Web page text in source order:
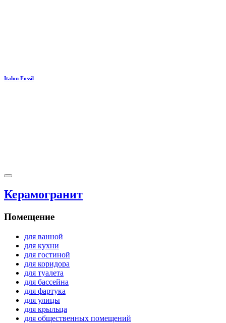
Italon Fossil
Керамогранит
Помещение
для ванной
для кухни
для гостиной
для коридора
для туалета
для бассейна
для фартука
для улицы
для крыльца
для общественных помещений